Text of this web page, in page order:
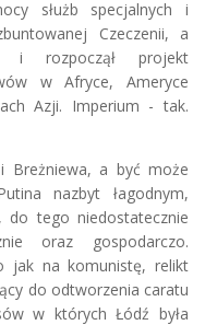
służb specjalnych i
Czeczenii, a
i rozpoczął projekt
w Afryce, Ameryce
Azji. Imperium - tak.
Breżniewa, a być może
nazbyt łagodnym,
do tego niedostatecznie
oraz gospodarczo.
jak na komunistę, relikt
do odtworzenia caratu
w których Łódź była